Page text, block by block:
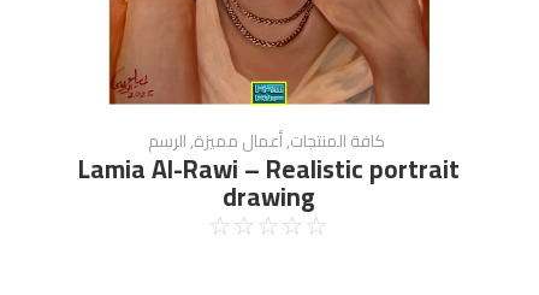
كافة المنتجات,أعمال مميزة,الرسم
Lamia Al-Rawi – Realistic portrait
drawing
☆
☆
☆
☆
☆